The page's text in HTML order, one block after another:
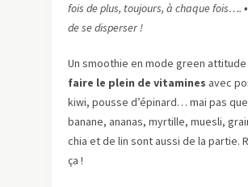
fois de plus, toujours, à chaque fois…. •
de se disperser !
Un smoothie en mode green
faire le plein de vitamines avec
kiwi, pousse d’épinard… mai pas
banane, ananas, myrtille, muesli,
chia et de lin sont aussi de la partie.
ça !